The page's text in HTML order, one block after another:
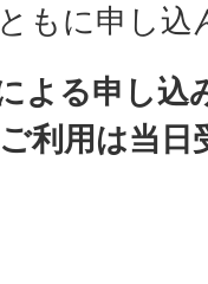
もに申し込
よる申し込
利用は当日